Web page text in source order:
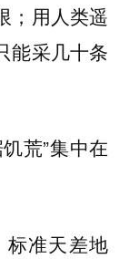
；用人类遥
能采几十条
荒”集中在
标准天差地